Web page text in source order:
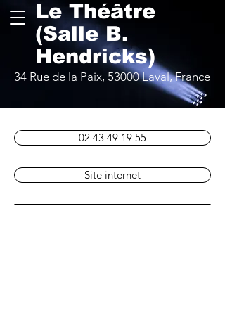
Le Théâtre
(Salle B.
Hendricks)
34 Rue de la Paix, 53000 Laval, France
02 43 49 19 55
Site internet